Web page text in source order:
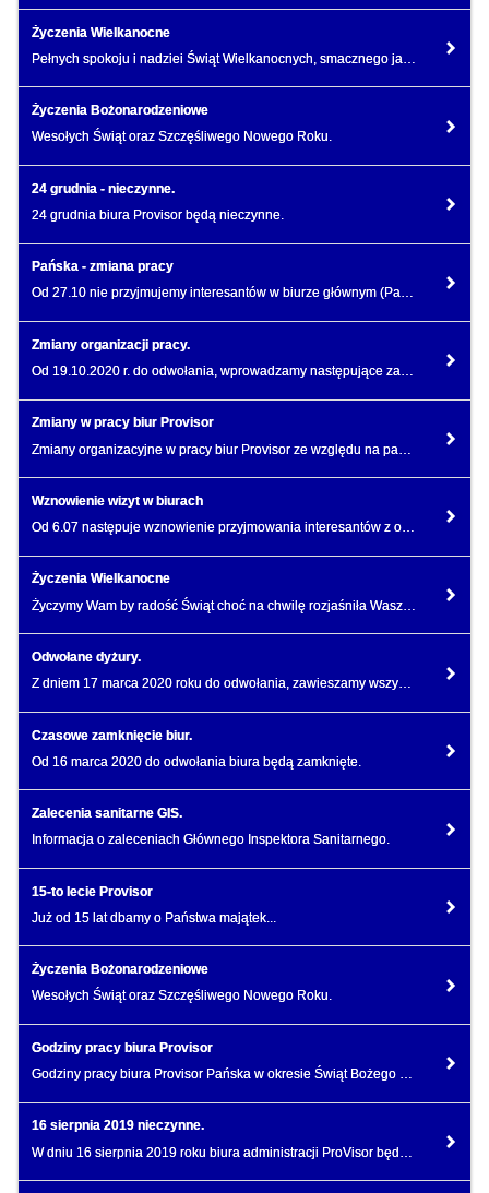
Życzenia Wielkanocne
Pełnych spokoju i nadziei Świąt Wielkanocnych, smacznego jajka i mokrego śmigusa dyngusa.
Życzenia Bożonarodzeniowe
Wesołych Świąt oraz Szczęśliwego Nowego Roku.
24 grudnia - nieczynne.
24 grudnia biura Provisor będą nieczynne.
Pańska - zmiana pracy
Od 27.10 nie przyjmujemy interesantów w biurze głównym (Pańska 98/66)
Zmiany organizacji pracy.
Od 19.10.2020 r. do odwołania, wprowadzamy następujące zasady pracy na dyżurach obiektowych i w biur
Zmiany w pracy biur Provisor
Wznowienie wizyt w biurach
Od 6.07 następuje wznowienie przyjmowania interesantów z odpowiednimi zasadami bezpieczeństwa.
Życzenia Wielkanocne
Odwołane dyżury.
Z dniem 17 marca 2020 roku do odwołania, zawieszamy wszystkie dyżury na nieruchomościach.
Czasowe zamknięcie biur.
Od 16 marca 2020 do odwołania biura będą zamknięte.
Zalecenia sanitarne GIS.
Informacja o zaleceniach Głównego Inspektora Sanitarnego.
15-to lecie Provisor
Już od 15 lat dbamy o Państwa majątek...
Życzenia Bożonarodzeniowe
Wesołych Świąt oraz Szczęśliwego Nowego Roku.
Godziny pracy biura Provisor
Godziny pracy biura Provisor Pańska w okresie Świąt Bożego Narodzenia 2019
16 sierpnia 2019 nieczynne.